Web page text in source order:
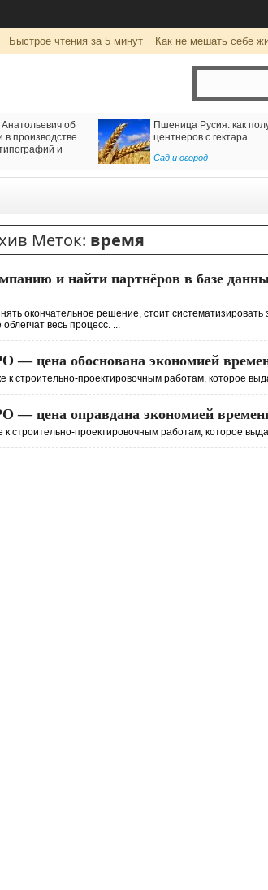
Быстрое чтения за 5 минут Как не мешать себе
об
производстве
и
Пшеница Русия: как
центнеров с гектара
Сад и огород
Меток: время
и найти партнёров в базе
окончательное решение, стоит систематизировать
весь процесс. ...
— цена обоснована экономией
к строительно-проектировочным работам, которое
— цена оправдана экономией
строительно-проектировочным работам, которое